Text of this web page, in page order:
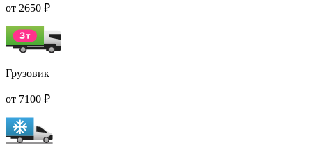
от 2650 ₽
Грузовик
от 7100 ₽